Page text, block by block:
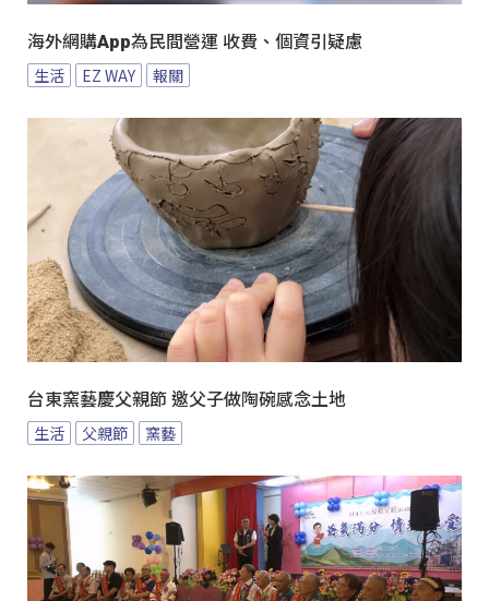
海外網購App為民間營運 收費、個資引疑慮
生活 EZ WAY 報關
台東窯藝慶父親節 邀父子做陶碗感念土地
生活 父親節 窯藝